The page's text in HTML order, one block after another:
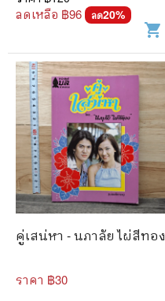
ลดเหลือ ฿96 ลด20%
shopping_cart
คู่เสน่หา - นภาลัย ไผ่สีทอง
ราคา ฿30